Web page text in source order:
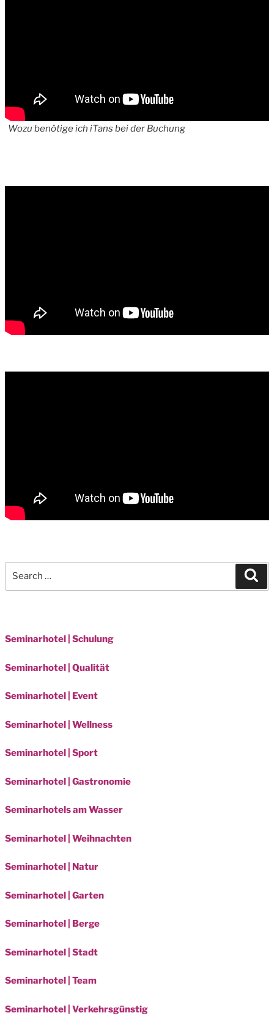
Wozu benötige ich iTans bei der Buchung
Seminarhotel | Schulung
Seminarhotel | Qualität
Seminarhotel | Event
Seminarhotel | Wellness
Seminarhotel | Sport
Seminarhotel | Gastronomie
Seminarhotels am Wasser
Seminarhotel | Weihnachten
Seminarhotel | Natur
Seminarhotel | Garten
Seminarhotel | Berge
Seminarhotel | Stadt
Seminarhotel | Team
Seminarhotel | Verkehrsgünstig